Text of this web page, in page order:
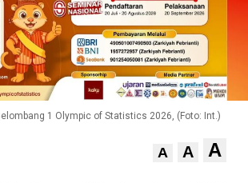
1 Olympic of Statistics 2026, (Foto: Int.)
A A A